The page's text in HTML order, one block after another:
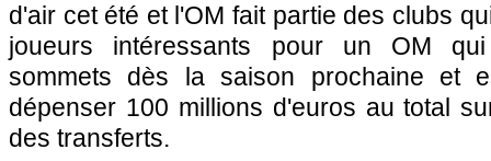
d'air cet été et l'OM fait partie des clubs
joueurs intéressants pour un OM
sommets dès la saison prochaine et
dépenser 100 millions d'euros au total
des transferts.